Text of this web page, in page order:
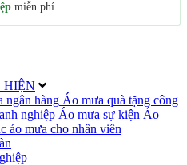
miễn phí
HIỆN
ngân hàng Áo mưa quà tặng công
nghiệp Áo mưa sự kiện Áo
áo mưa cho nhân viên